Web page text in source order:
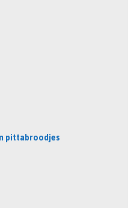
pittabroodjes